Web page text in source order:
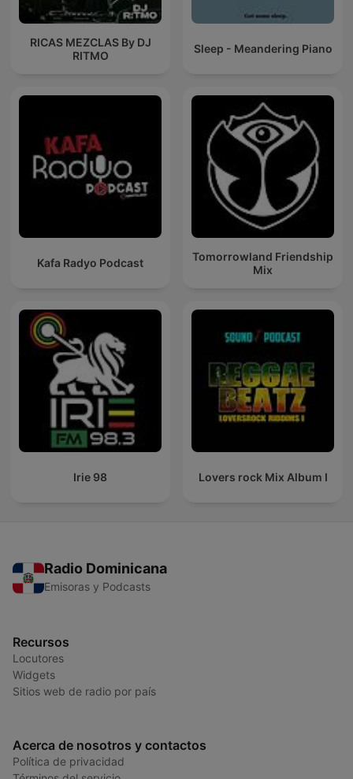
RICAS MEZCLAS By DJ
RITMO
Sleep - Meandering Piano
Kafa Radyo Podcast
Tomorrowland Friendship
Mix
Irie 98 Lovers rock Mix Album I
Radio Dominicana
Emisoras y Podcasts
Recursos
Locutores
Widgets
Sitios web de radio por país
Acerca de nosotros y contactos
Política de privacidad